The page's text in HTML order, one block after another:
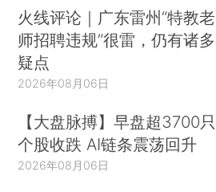
火线评论｜广东雷州“特教老
师招聘违规”很雷，仍有诸多
疑点
2026年08月06日
【大盘脉搏】早盘超3700只
个股收跌 AI链条震荡回升
2026年08月06日